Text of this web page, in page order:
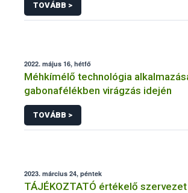
TOVÁBB >
2022. május 16, hétfő
Méhkímélő technológia
gabonafélékben virágzás idején
TOVÁBB >
2023. március 24, péntek
TÁJÉKOZTATÓ értékelő